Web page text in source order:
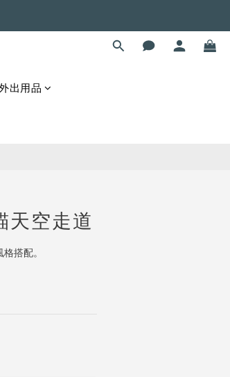
出用品
天空走道
搭配。
立即購買